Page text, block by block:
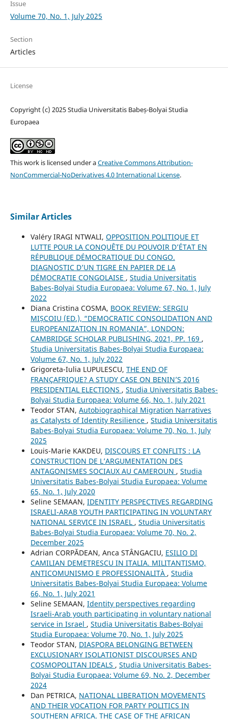
Issue
Volume 70, No. 1, July 2025
Section
Articles
License
Copyright (c) 2025 Studia Universitatis Babeș-Bolyai Studia
Europaea
This work is licensed under aCreative Commons Attribution-
NonCommercial-NoDerivatives 4.0 International License.
Similar Articles
Valéry IRAGI NTWALI, OPPOSITION POLITIQUE ET
LUTTE POUR LA CONQUÊTE DU POUVOIR D’ÉTAT EN
RÉPUBLIQUE DÉMOCRATIQUE DU CONGO.
DIAGNOSTIC D’UN TIGRE EN PAPIER DE LA
DÉMOCRATIE CONGOLAISE , Studia Universitatis
Babes-Bolyai Studia Europaea: Volume 67, No. 1, July
2022
Diana Cristina COSMA, BOOK REVIEW: SERGIU
MIȘCOIU (ED.), “DEMOCRATIC CONSOLIDATION AND
EUROPEANIZATION IN ROMANIA”, LONDON:
CAMBRIDGE SCHOLAR PUBLISHING, 2021, PP. 169 ,
Studia Universitatis Babes-Bolyai Studia Europaea:
Volume 67, No. 1, July 2022
Grigoreta-Iulia LUPULESCU, THE END OF
FRANÇAFRIQUE? A STUDY CASE ON BENIN’S 2016
PRESIDENTIAL ELECTIONS , Studia Universitatis Babes-
Bolyai Studia Europaea: Volume 66, No. 1, July 2021
Teodor STAN, Autobiographical Migration Narratives
as Catalysts of Identity Resilience , Studia Universitatis
Babes-Bolyai Studia Europaea: Volume 70, No. 1, July
2025
Louis-Marie KAKDEU, DISCOURS ET CONFLITS : LA
CONSTRUCTION DE L’ARGUMENTATION DES
ANTAGONISMES SOCIAUX AU CAMEROUN , Studia
Universitatis Babes-Bolyai Studia Europaea: Volume
65, No. 1, July 2020
Seline SEMAAN, IDENTITY PERSPECTIVES REGARDING
ISRAELI-ARAB YOUTH PARTICIPATING IN VOLUNTARY
NATIONAL SERVICE IN ISRAEL , Studia Universitatis
Babes-Bolyai Studia Europaea: Volume 70, No. 2,
December 2025
Adrian CORPĂDEAN, Anca STÂNGACIU, ESILIO DI
CAMILIAN DEMETRESCU IN ITALIA. MILITANTISMO,
ANTICOMUNISMO E PROFESSIONALITÀ , Studia
Universitatis Babes-Bolyai Studia Europaea: Volume
66, No. 1, July 2021
Seline SEMAAN, Identity perspectives regarding
Israeli-Arab youth participating in voluntary national
service in Israel , Studia Universitatis Babes-Bolyai
Studia Europaea: Volume 70, No. 1, July 2025
Teodor STAN, DIASPORA BELONGING BETWEEN
EXCLUSIONARY ISOLATIONIST DISCOURSES AND
COSMOPOLITAN IDEALS , Studia Universitatis Babes-
Bolyai Studia Europaea: Volume 69, No. 2, December
2024
Dan PETRICA, NATIONAL LIBERATION MOVEMENTS
AND THEIR VOCATION FOR PARTY POLITICS IN
SOUTHERN AFRICA. THE CASE OF THE AFRICAN